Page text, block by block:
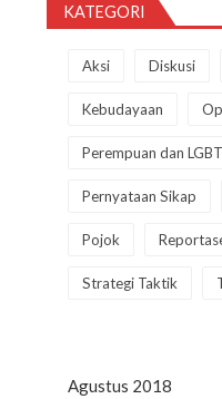
KATEGORI
Aksi Diskusi
Kebudayaan
Perempuan dan LGBT
Pernyataan Sikap
Pojok
Strategi Taktik
Agustus 2018